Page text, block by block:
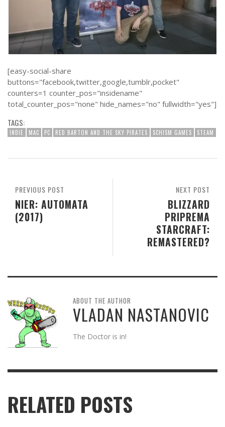
[easy-social-share
buttons="facebook,twitter,google,tumblr,pocket"
counters=1 counter_pos="insidename"
total_counter_pos="none" hide_names="no" fullwidth="yes"]
TAGS:
INDIE MAC PC RED BARTON AND THE SKY PIRATES SCHISM GAMES STEAM
NEXT POST
BLIZZARD
PRIPREMA
STARCRAFT:
REMASTERED?
PREVIOUS POST
NIER: AUTOMATA
(2017)
ABOUT THE AUTHOR
VLADAN NASTANOVIC
The Doctor is in!
RELATED POSTS